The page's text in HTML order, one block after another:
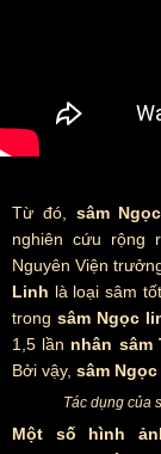
Từ đó, sâm
nghiên cứu rộng
Nguyên Viện
Linh là loại sâm
trong sâm Ngọc
1,5 lần nhân sâm
Bởi vậy, sâm
Tác dụng của
Một số hình